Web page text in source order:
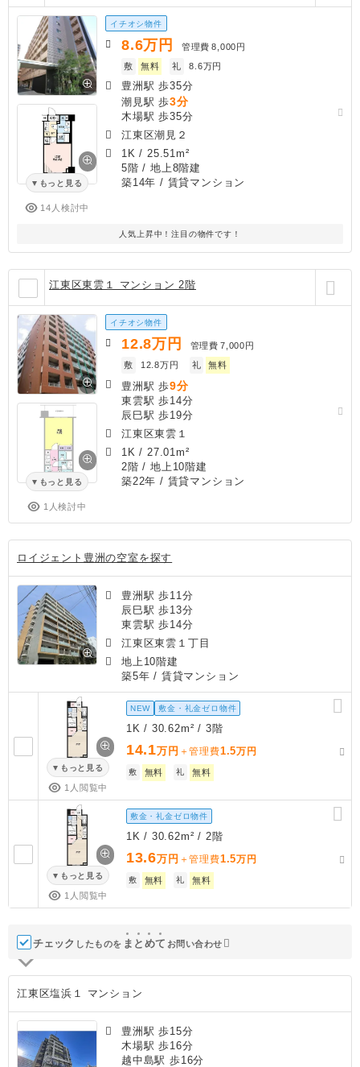
もっと見る
14人検討中
イチオシ物件
8.6万円 管理費 8,000円
敷
無料 礼 8.6万円
豊洲駅 歩35分
潮見駅 歩3分
木場駅 歩35分
江東区潮見２
1K / 25.51m²
5階 / 地上8階建
築14年 / 賃貸マンション
人気上昇中！注目の物件です！
江東区東雲１ マンション 2階
もっと見る
1人検討中
イチオシ物件
12.8万円 管理費 7,000円
敷
12.8万円 礼 無料
豊洲駅 歩9分
東雲駅 歩14分
辰巳駅 歩19分
江東区東雲１
1K / 27.01m²
2階 / 地上10階建
築22年 / 賃貸マンション
ロイジェント豊洲の空室を探す
豊洲駅 歩11分
辰巳駅 歩13分
東雲駅 歩14分
江東区東雲１丁目
地上10階建
築5年 / 賃貸マンション
もっと見る
1人閲覧中
NEW 敷金・礼金ゼロ物件
1K / 30.62m² / 3階
14.1万円 ＋管理費1.5万円
敷 無料 礼 無料
もっと見る
1人閲覧中
敷金・礼金ゼロ物件
1K / 30.62m² / 2階
13.6万円 ＋管理費1.5万円
敷 無料 礼 無料
チェック したものを ま と めて お問い合わせ
江東区塩浜１ マンション
豊洲駅 歩15分
木場駅 歩16分
越中島駅 歩16分